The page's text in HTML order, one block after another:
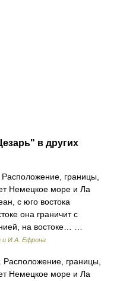
в других
границы,
Немецкое море и Ла
с юго востока
она граничит с
на востоке… …
и И.А. Ефрона
границы,
Немецкое море и Ла